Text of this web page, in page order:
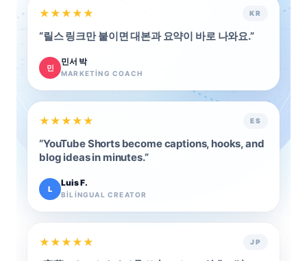
★★★★★ KR
“릴스 링크만 붙이면 대본과 요약이 바로 나와요.”
민
민서 박
MARKETING COACH
★★★★★ ES
“YouTube Shorts become captions, hooks, and
blog ideas in minutes.”
L
Luis F.
BILINGUAL CREATOR
★★★★★ JP